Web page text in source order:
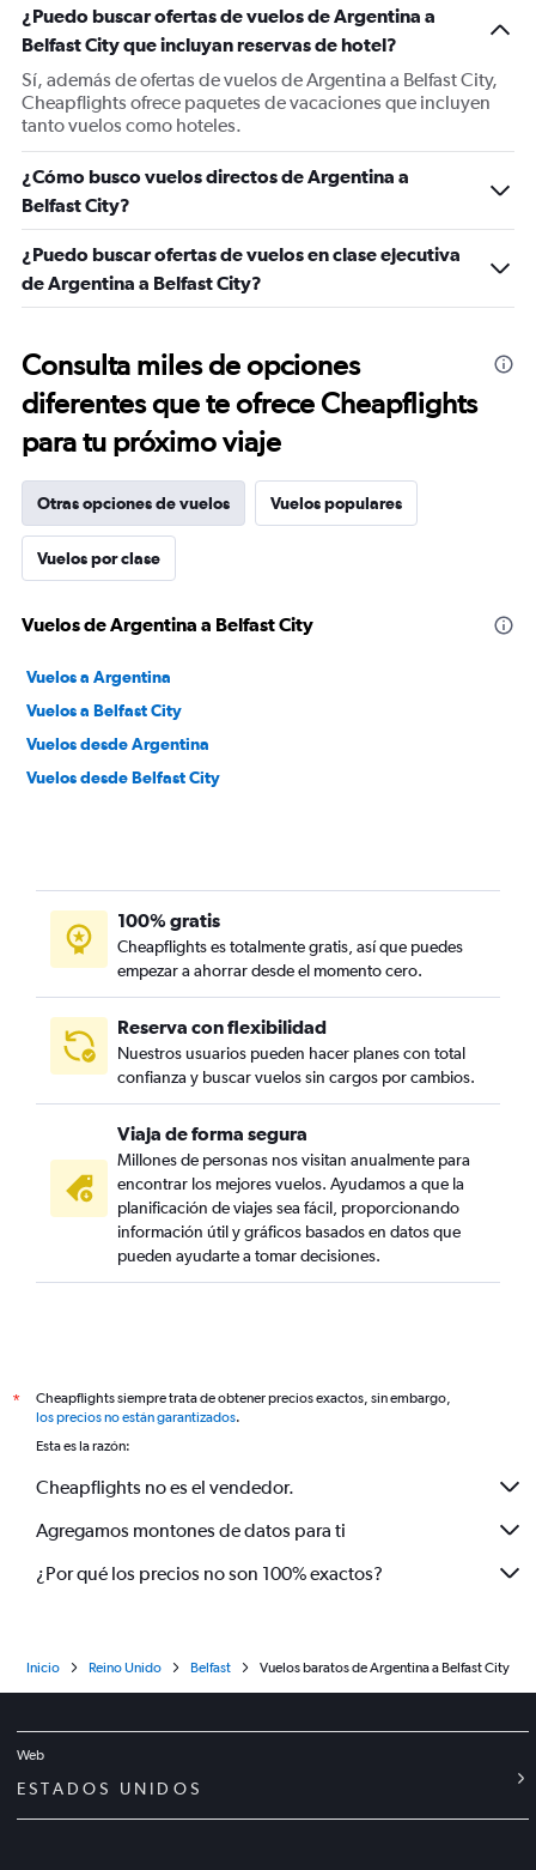
¿Puedo buscar ofertas de vuelos de Argentina a
Belfast City que incluyan reservas de hotel?
Sí, además de ofertas de vuelos de Argentina a Belfast City,
Cheapflights ofrece paquetes de vacaciones que incluyen
tanto vuelos como hoteles.
¿Cómo busco vuelos directos de Argentina a
Belfast City?
¿Puedo buscar ofertas de vuelos en clase ejecutiva
de Argentina a Belfast City?
Consulta miles de opciones
diferentes que te ofrece Cheapflights
para tu próximo viaje
Otras opciones de vuelos Vuelos populares
Vuelos por clase
Vuelos de Argentina a Belfast City
Vuelos a Argentina
Vuelos a Belfast City
Vuelos desde Argentina
Vuelos desde Belfast City
100% gratis
Cheapflights es totalmente gratis, así que puedes
empezar a ahorrar desde el momento cero.
Reserva con flexibilidad
Nuestros usuarios pueden hacer planes con total
confianza y buscar vuelos sin cargos por cambios.
Viaja de forma segura
Millones de personas nos visitan anualmente para
encontrar los mejores vuelos. Ayudamos a que la
planificación de viajes sea fácil, proporcionando
información útil y gráficos basados en datos que
pueden ayudarte a tomar decisiones.
*
Cheapflights siempre trata de obtener precios exactos, sin embargo,
los precios no están garantizados.
Esta es la razón:
Cheapflights no es el vendedor.
Agregamos montones de datos para ti
¿Por qué los precios no son 100% exactos?
Inicio Reino Unido Belfast Vuelos baratos de Argentina a Belfast City
Web
ESTADOS UNIDOS